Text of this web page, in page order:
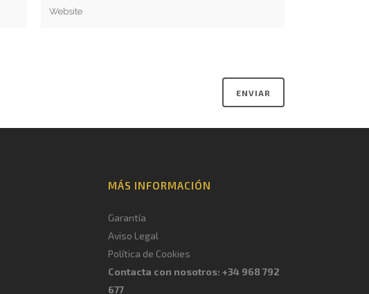
MÁS INFORMACIÓN
Garantía
Aviso Legal
Política de Cookies
Contacta con nosotros: +34 968 792
677